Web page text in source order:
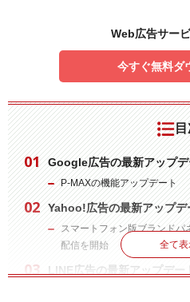
Web広告サー
今すぐ無料ダ
目
Google広告の最新アップ
P-MAXの機能アップデート
Yahoo!広告の最新アップデ
スマートフォン版ブランド
配信を開始
LINE広告の最新アップデー
全て